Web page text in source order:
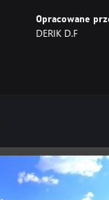
Opracowane
DERIK D.F